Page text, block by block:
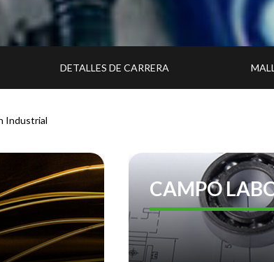
DETALLES DE CARRERA
Industrial
CAMPO